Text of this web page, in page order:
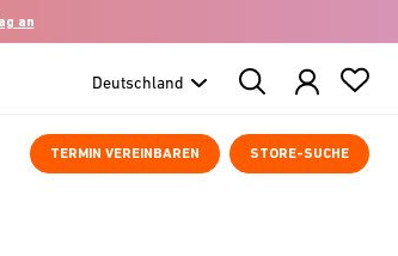
an
Search
Products
TERMIN VEREINBAREN STORE-SUCHE